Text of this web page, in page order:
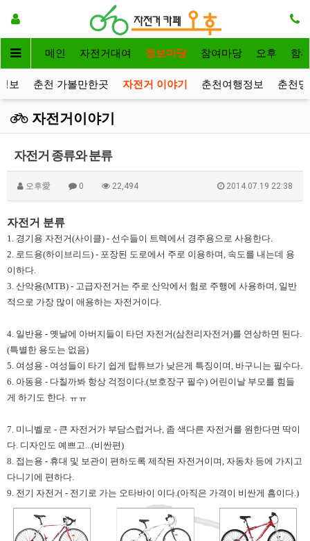
메인 자전거대여 정보마당 참여마당 오후 함
보 춘천 가볼만한곳 자전거 이야기 춘천여행정보 춘천
자전거이야기
자전거 종류와 분류
오후愛 0 22,494 2014.07.19 22:38
자전거 분류​
1. 경기용 자전거(사이클) - 선수들이 트렉에서 경주용으로 사용한다.
2.​ 로드용(하이브리드) - 포장된 도로에서 주로 이용하며, 속도를 내는데 용
이하다.
3. 산악용(MTB) - 고급자전거는 주로 산악에서 험로 주행에 사용하며, 일반
적으로 가장 많이 애용하는 자전거이다.
4. 일반용 - 옛날에 아버지들이 타던 자전거(삼천리자전거)를 연상하면 된다.
(특별한 용도는 없음)
5. 여성용 - 여성들이 타기 쉽게 탑튜브가 낮은게 특징이며, 바구니는 필수다.
6. 아동용 - 다칠까봐 항상 걱정이다.(보호장구 필수) 어린이날 부모를 힘들
게 하기도 한다. ㅠㅠ
7. 미니벨로 - 큰 자전거가 부담스럽거나, 좀 색다른 자전거를 원한다면 딱이
다. 디자인도 예쁘고...(비싼편)
8. 접는용 - 휴대 및 보관이 편하도록 제작된 자전거이며, 자동차 등에 가지고
다니기에 편하다.
9. 전기 자전거 - 전기로 가는 오타바이 이다.(아직은 가격이 비싼게 흠이다.)